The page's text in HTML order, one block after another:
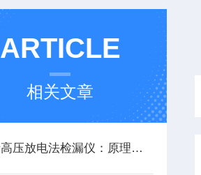
ARTICLE
相关文章
解析高压放电法检漏仪：原理、操作与维护